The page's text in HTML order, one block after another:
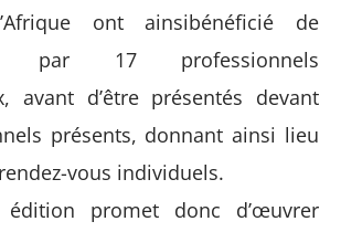
ontainsibénéficié de
par 17 professionnels
avant d’être présentés devant
présents, donnant ainsi lieu
vous individuels.
édition promet donc d’œuvrer